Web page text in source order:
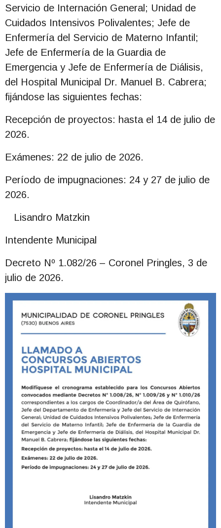
Servicio de Internación General; Unidad de
Cuidados Intensivos Polivalentes; Jefe de
Enfermería del Servicio de Materno Infantil;
Jefe de Enfermería de la Guardia de
Emergencia y Jefe de Enfermería de Diálisis,
del Hospital Municipal Dr. Manuel B. Cabrera;
fijándose las siguientes fechas:
Recepción de proyectos: hasta el 14 de julio de
2026.
Exámenes: 22 de julio de 2026.
Período de impugnaciones: 24 y 27 de julio de
2026.
Lisandro Matzkin
Intendente Municipal
Decreto Nº 1.082/26 – Coronel Pringles, 3 de
julio de 2026.